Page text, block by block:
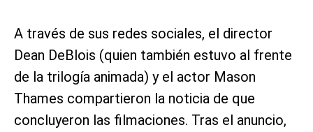
A través de sus redes sociales, el director
Dean DeBlois (quien también estuvo al frente
de la trilogía animada) y el actor Mason
Thames compartieron la noticia de que
concluyeron las filmaciones. Tras el anuncio,